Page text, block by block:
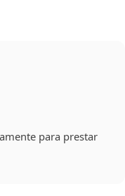
para prestar